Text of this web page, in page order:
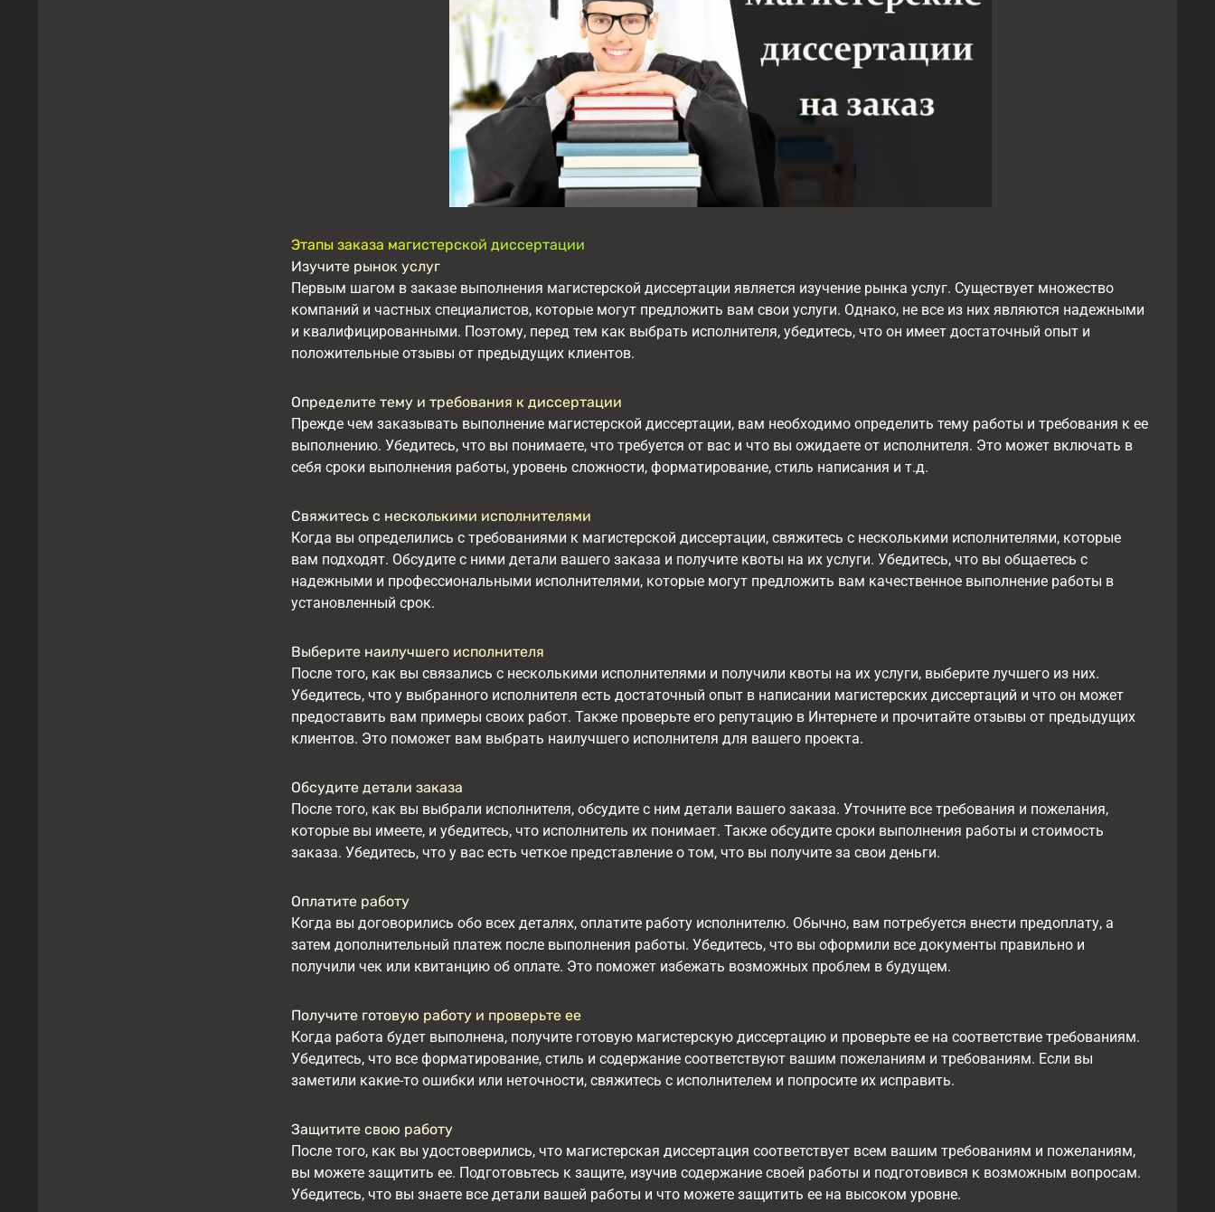
Этапы заказа магистерской диссертации
Изучите рынок услуг
Первым шагом в заказе выполнения магистерской диссертации является изучение рынка услуг. Существует множество
компаний и частных специалистов, которые могут предложить вам свои услуги. Однако, не все из них являются надежными
и квалифицированными. Поэтому, перед тем как выбрать исполнителя, убедитесь, что он имеет достаточный опыт и
положительные отзывы от предыдущих клиентов.
Определите тему и требования к диссертации
Прежде чем заказывать выполнение магистерской диссертации, вам необходимо определить тему работы и требования к ее
выполнению. Убедитесь, что вы понимаете, что требуется от вас и что вы ожидаете от исполнителя. Это может включать в
себя сроки выполнения работы, уровень сложности, форматирование, стиль написания и т.д.
Свяжитесь с несколькими исполнителями
Когда вы определились с требованиями к магистерской диссертации, свяжитесь с несколькими исполнителями, которые
вам подходят. Обсудите с ними детали вашего заказа и получите квоты на их услуги. Убедитесь, что вы общаетесь с
надежными и профессиональными исполнителями, которые могут предложить вам качественное выполнение работы в
установленный срок.
Выберите наилучшего исполнителя
После того, как вы связались с несколькими исполнителями и получили квоты на их услуги, выберите лучшего из них.
Убедитесь, что у выбранного исполнителя есть достаточный опыт в написании магистерских диссертаций и что он может
предоставить вам примеры своих работ. Также проверьте его репутацию в Интернете и прочитайте отзывы от предыдущих
клиентов. Это поможет вам выбрать наилучшего исполнителя для вашего проекта.
Обсудите детали заказа
После того, как вы выбрали исполнителя, обсудите с ним детали вашего заказа. Уточните все требования и пожелания,
которые вы имеете, и убедитесь, что исполнитель их понимает. Также обсудите сроки выполнения работы и стоимость
заказа. Убедитесь, что у вас есть четкое представление о том, что вы получите за свои деньги.
Оплатите работу
Когда вы договорились обо всех деталях, оплатите работу исполнителю. Обычно, вам потребуется внести предоплату, а
затем дополнительный платеж после выполнения работы. Убедитесь, что вы оформили все документы правильно и
получили чек или квитанцию об оплате. Это поможет избежать возможных проблем в будущем.
Получите готовую работу и проверьте ее
Когда работа будет выполнена, получите готовую магистерскую диссертацию и проверьте ее на соответствие требованиям.
Убедитесь, что все форматирование, стиль и содержание соответствуют вашим пожеланиям и требованиям. Если вы
заметили какие-то ошибки или неточности, свяжитесь с исполнителем и попросите их исправить.
Защитите свою работу
После того, как вы удостоверились, что магистерская диссертация соответствует всем вашим требованиям и пожеланиям,
вы можете защитить ее. Подготовьтесь к защите, изучив содержание своей работы и подготовився к возможным вопросам.
Убедитесь, что вы знаете все детали вашей работы и что можете защитить ее на высоком уровне.